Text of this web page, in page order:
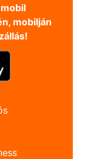
mobilján